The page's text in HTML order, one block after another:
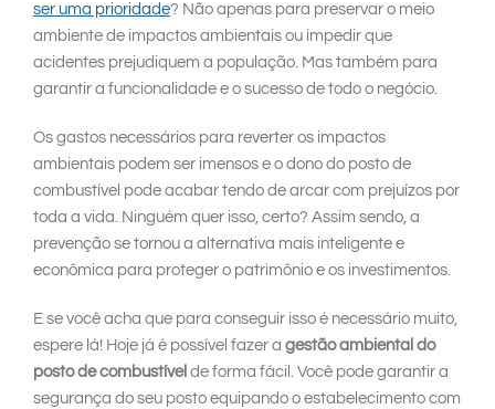
ser uma prioridade? Não apenas para preservar o meio
ambiente de impactos ambientais ou impedir que
acidentes prejudiquem a população. Mas também para
garantir a funcionalidade e o sucesso de todo o negócio.
Os gastos necessários para reverter os impactos
ambientais podem ser imensos e o dono do posto de
combustível pode acabar tendo de arcar com prejuízos por
toda a vida. Ninguém quer isso, certo? Assim sendo, a
prevenção se tornou a alternativa mais inteligente e
econômica para proteger o patrimônio e os investimentos.
E se você acha que para conseguir isso é necessário muito,
espere lá! Hoje já é possível fazer a gestão ambiental do
posto de combustível de forma fácil. Você pode garantir a
segurança do seu posto equipando o estabelecimento com